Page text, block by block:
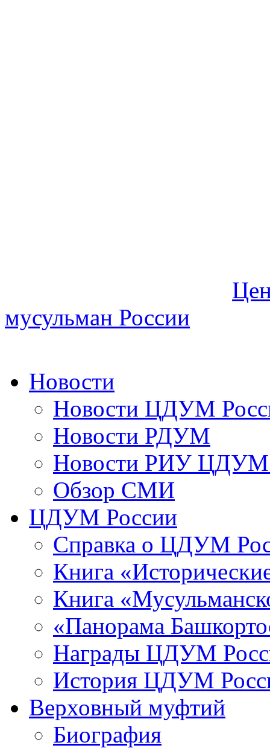
мусульман России
Новости
Новости ЦДУМ
Новости РДУМ
Новости РИУ ЦДУМ
Обзор СМИ
ЦДУМ России
Справка о ЦДУМ
Книга
Книга
«Панорама
Награды ЦДУМ
История ЦДУМ
Верховный муфтий
Биография